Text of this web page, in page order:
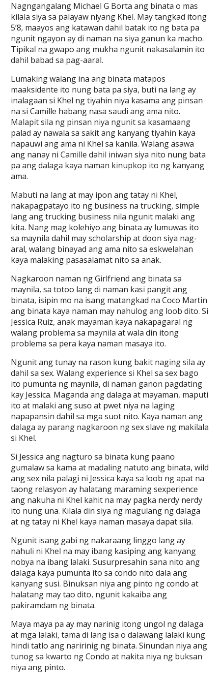
Nagngangalang Michael G Borta ang binata o mas
kilala siya sa palayaw niyang Khel. May tangkad itong
5’8, maayos ang katawan dahil batak ito ng bata pa
ngunit ngayon ay di naman na siya ganun ka macho.
Tipikal na gwapo ang mukha ngunit nakasalamin ito
dahil babad sa pag-aaral.
Lumaking walang ina ang binata matapos
maaksidente ito nung bata pa siya, buti na lang ay
inalagaan si Khel ng tiyahin niya kasama ang pinsan
na si Camille habang nasa saudi ang ama nito.
Malapit sila ng pinsan niya ngunit sa kasamaang
palad ay nawala sa sakit ang kanyang tiyahin kaya
napauwi ang ama ni Khel sa kanila. Walang asawa
ang nanay ni Camille dahil iniwan siya nito nung bata
pa ang dalaga kaya naman kinupkop ito ng kanyang
ama.
Mabuti na lang at may ipon ang tatay ni Khel,
nakapagpatayo ito ng business na trucking, simple
lang ang trucking business nila ngunit malaki ang
kita. Nang mag kolehiyo ang binata ay lumuwas ito
sa maynila dahil may scholarship at doon siya nag-
aral, walang binayad ang ama nito sa eskwelahan
kaya malaking pasasalamat nito sa anak.
Nagkaroon naman ng Girlfriend ang binata sa
maynila, sa totoo lang di naman kasi pangit ang
binata, isipin mo na isang matangkad na Coco Martin
ang binata kaya naman may nahulog ang loob dito. Si
Jessica Ruiz, anak mayaman kaya nakapagaral ng
walang problema sa maynila at wala din itong
problema sa pera kaya naman masaya ito.
Ngunit ang tunay na rason kung bakit naging sila ay
dahil sa sex. Walang experience si Khel sa sex bago
ito pumunta ng maynila, di naman ganon pagdating
kay Jessica. Maganda ang dalaga at mayaman, maputi
ito at malaki ang suso at pwet niya na laging
napapansin dahil sa mga suot nito. Kaya naman ang
dalaga ay parang nagkaroon ng sex slave ng makilala
si Khel.
Si Jessica ang nagturo sa binata kung paano
gumalaw sa kama at madaling natuto ang binata, wild
ang sex nila palagi ni Jessica kaya sa loob ng apat na
taong relasyon ay halatang maraming sexperience
ang nakuha ni Khel kahit na may pagka nerdy nerdy
ito nung una. Kilala din siya ng magulang ng dalaga
at ng tatay ni Khel kaya naman masaya dapat sila.
Ngunit isang gabi ng nakaraang linggo lang ay
nahuli ni Khel na may ibang kasiping ang kanyang
nobya na ibang lalaki. Susurpresahin sana nito ang
dalaga kaya pumunta ito sa condo nito dala ang
kanyang susi. Binuksan niya ang pinto ng condo at
halatang may tao dito, ngunit kakaiba ang
pakiramdam ng binata.
Maya maya pa ay may narinig itong ungol ng dalaga
at mga lalaki, tama di lang isa o dalawang lalaki kung
hindi tatlo ang naririnig ng binata. Sinundan niya ang
tunog sa kwarto ng Condo at nakita niya ng buksan
niya ang pinto.